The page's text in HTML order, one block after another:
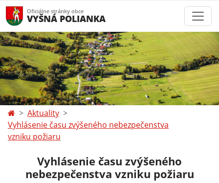
Oficiálne stránky obce
VYŠNÁ POLIANKA
Aktuality
Vyhlásenie času zvýšeného nebezpečenstva
vzniku požiaru
Vyhlásenie času zvýšeného
nebezpečenstva vzniku požiaru